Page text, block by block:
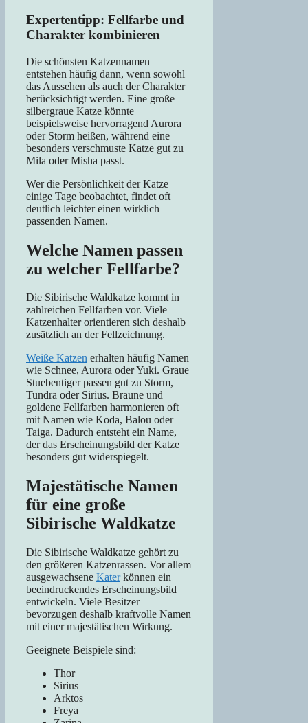
Expertentipp: Fellfarbe und
Charakter kombinieren
Die schönsten Katzennamen
entstehen häufig dann, wenn sowohl
das Aussehen als auch der Charakter
berücksichtigt werden. Eine große
silbergraue Katze könnte
beispielsweise hervorragend Aurora
oder Storm heißen, während eine
besonders verschmuste Katze gut zu
Mila oder Misha passt.
Wer die Persönlichkeit der Katze
einige Tage beobachtet, findet oft
deutlich leichter einen wirklich
passenden Namen.
Welche Namen passen
zu welcher Fellfarbe?
Die Sibirische Waldkatze kommt in
zahlreichen Fellfarben vor. Viele
Katzenhalter orientieren sich deshalb
zusätzlich an der Fellzeichnung.
Weiße Katzen erhalten häufig Namen
wie Schnee, Aurora oder Yuki. Graue
Stuebentiger passen gut zu Storm,
Tundra oder Sirius. Braune und
goldene Fellfarben harmonieren oft
mit Namen wie Koda, Balou oder
Taiga. Dadurch entsteht ein Name,
der das Erscheinungsbild der Katze
besonders gut widerspiegelt.
Majestätische Namen
für eine große
Sibirische Waldkatze
Die Sibirische Waldkatze gehört zu
den größeren Katzenrassen. Vor allem
ausgewachsene Katerkönnen ein
beeindruckendes Erscheinungsbild
entwickeln. Viele Besitzer
bevorzugen deshalb kraftvolle Namen
mit einer majestätischen Wirkung.
Geeignete Beispiele sind:
Thor
Sirius
Arktos
Freya